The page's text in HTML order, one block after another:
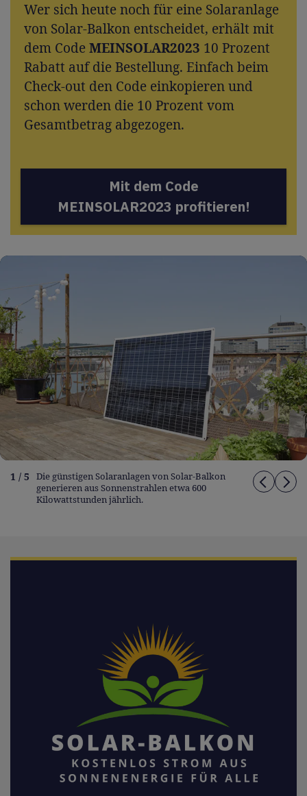
Wer sich heute noch für eine Solaranlage
von Solar-Balkon entscheidet, erhält mit
dem CodeMEINSOLAR2023 10 Prozent
Rabatt auf die Bestellung. Einfach beim
Check-out den Code einkopieren und
schon werden die 10 Prozent vom
Gesamtbetrag abgezogen.
Mit dem Code
MEINSOLAR2023 profitieren!
1 / 5
Die günstigen Solaranlagen von Solar-Balkon
generieren aus Sonnenstrahlen etwa 600
Kilowattstunden jährlich.